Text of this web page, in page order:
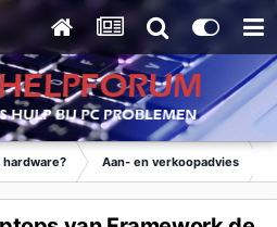
Aan- en verkoopadvies